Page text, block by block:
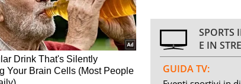
SPORTS
E IN
GUIDA TV: